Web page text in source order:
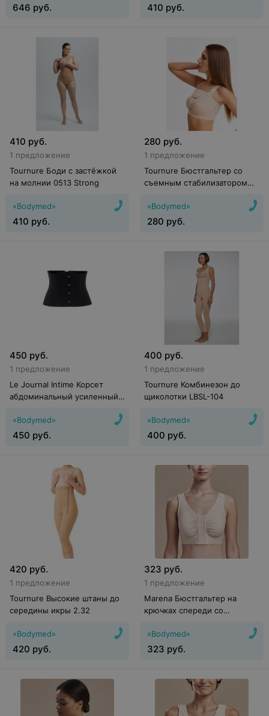
646 руб. 410 руб.
410 руб.
1 предложение
Tournure Боди с застёжкой
на молнии 0513 Strong
«Bodymed»
410 руб.
280 руб.
1 предложение
Tournure Бюстгальтер со
съемным стабилизатором
«Bodymed»
280 руб.
450 руб.
1 предложение
Le Journal Intime Корсет
абдоминальный усиленный
«Bodymed»
450 руб.
400 руб.
1 предложение
Tournure Комбинезон до
щиколотки LBSL-104
«Bodymed»
400 руб.
420 руб.
1 предложение
Tournure Высокие штаны до
середины икры 2.32
«Bodymed»
420 руб.
323 руб.
1 предложение
Marena Бюстгальтер на
крючках спереди со
«Bodymed»
323 руб.